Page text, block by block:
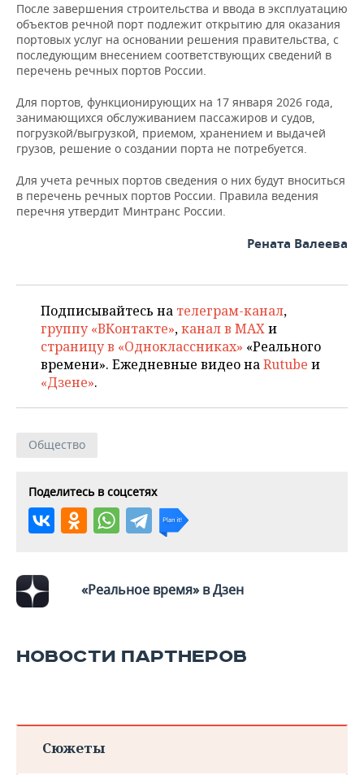
После завершения строительства и ввода в эксплуатацию
объектов речной порт подлежит открытию для оказания
портовых услуг на основании решения правительства, с
последующим внесением соответствующих сведений в
перечень речных портов России.
Для портов, функционирующих на 17 января 2026 года,
занимающихся обслуживанием пассажиров и судов,
погрузкой/выгрузкой, приемом, хранением и выдачей
грузов, решение о создании порта не потребуется.
Для учета речных портов сведения о них будут вноситься
в перечень речных портов России. Правила ведения
перечня утвердит Минтранс России.
Рената Валеева
Подписывайтесь на телеграм-канал,
группу «ВКонтакте»,канал в MAXи
страницу в «Одноклассниках» «Реального
времени». Ежедневные видео наRutube и
«Дзене».
Общество
Поделитесь в соцсетях
«Реальное время» в Дзен
НОВОСТИ ПАРТНЕРОВ
Сюжеты